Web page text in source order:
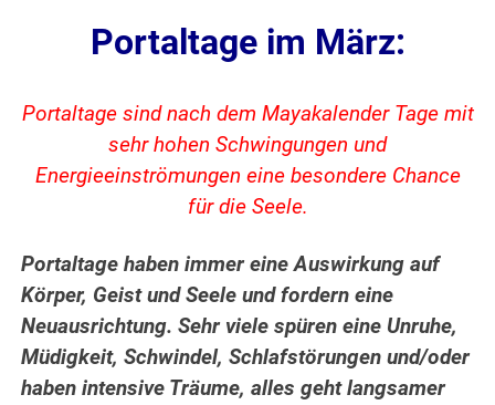
Portaltage im März:
Portaltage sind nach dem Mayakalender Tage mit
sehr hohen Schwingungen und
Energieeinströmungen eine besondere Chance
für die Seele.
Portaltage haben immer eine Auswirkung auf
Körper, Geist und Seele und fordern eine
Neuausrichtung. Sehr viele spüren eine Unruhe,
Müdigkeit, Schwindel, Schlafstörungen und/oder
haben intensive Träume, alles geht langsamer